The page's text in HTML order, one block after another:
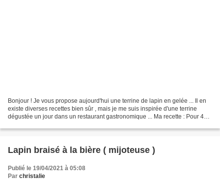
Bonjour ! Je vous propose aujourd'hui une terrine de lapin en gelée ... Il en
existe diverses recettes bien sûr , mais je me suis inspirée d'une terrine
dégustée un jour dans un restaurant gastronomique ... Ma recette : Pour 4
Lapin braisé à la bière ( mijoteuse )
Publié le 19/04/2021 à 05:08
Par christalie